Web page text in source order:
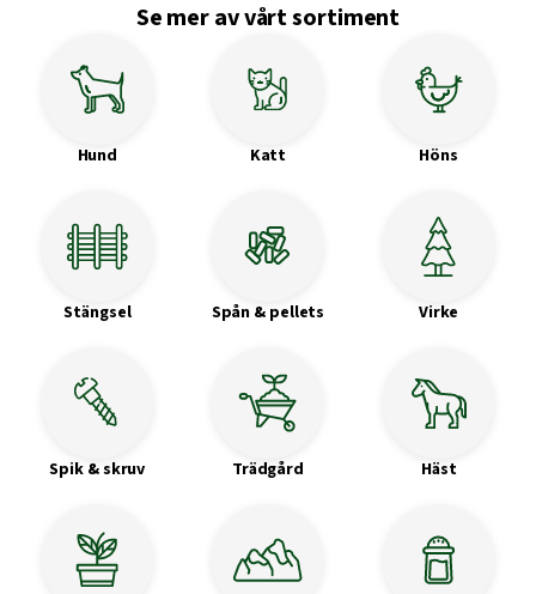
Se mer av vårt sortiment
Hund Katt Höns
Stängsel Spån & pellets Virke
Spik & skruv Trädgård Häst